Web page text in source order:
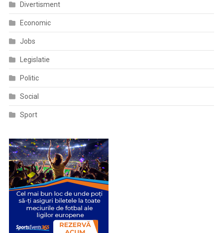
Divertisment
Economic
Jobs
Legislatie
Politic
Social
Sport